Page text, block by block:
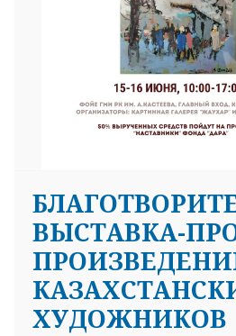
ВЫСТАВКА-
ХУДОЖНИКОВ